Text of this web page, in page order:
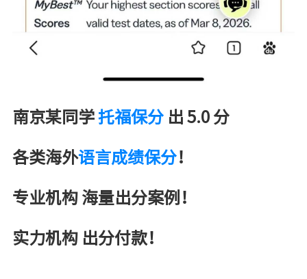
南京某同学 托福保分出 5.0 分
各类海外语言成绩保分！
专业机构 海量出分案例！
实力机构 出分付款！